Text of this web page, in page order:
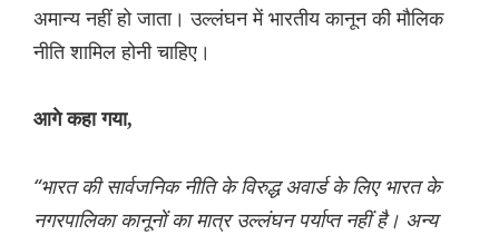
अमान्य नहीं हो जाता। उल्लंघन में भारतीय कानून की मौलिक
नीति शामिल होनी चाहिए।
आगे कहा गया,
“भारत की सार्वजनिक नीति के विरुद्ध अवार्ड के लिए भारत के
नगरपालिका कानूनों का मात्र उल्लंघन पर्याप्त नहीं है। अन्य